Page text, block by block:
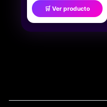
INCLUYE CLAQUETA Y
CARTAS
PERSONALIZABLES
🛒 Ver producto